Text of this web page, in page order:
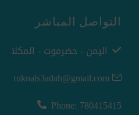
التواصل المباشر
اليمن - حضرموت - المكلا
ruknals3adah@gmail.com
Phone: 780415415